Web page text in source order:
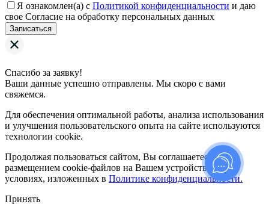
Я ознакомлен(а) с Политикой конфиденциальности и даю
свое Согласие на обработку персональных данных
Записаться
Спасибо за заявку!
Ваши данные успешно отправлены. Мы скоро с вами
свяжемся.
Для обеспечения оптимальной работы, анализа использования
и улучшения пользовательского опыта на сайте используются
технологии cookie.
Продолжая пользоваться сайтом, Вы соглашаетесь с
размещением cookie-файлов на Вашем устройстве на
условиях, изложенных в Политике конфиденциальности.
Принять